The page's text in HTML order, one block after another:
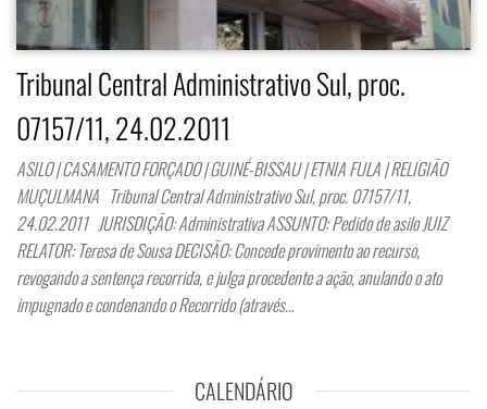
Tribunal Central Administrativo Sul, proc.
07157/11, 24.02.2011
ASILO | CASAMENTO FORÇADO | GUINÉ-BISSAU | ETNIA FULA | RELIGIÃO
MUÇULMANA Tribunal Central Administrativo Sul, proc. 07157/11,
24.02.2011 JURISDIÇÃO: Administrativa ASSUNTO: Pedido de asilo JUIZ
RELATOR: Teresa de Sousa DECISÃO: Concede provimento ao recurso,
revogando a sentença recorrida, e julga procedente a ação, anulando o ato
impugnado e condenando o Recorrido (através…
CALENDÁRIO